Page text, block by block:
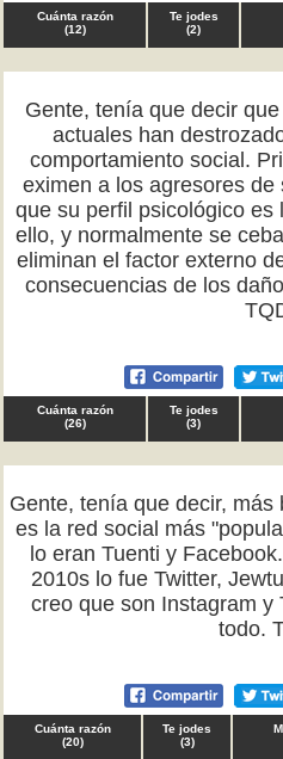
Cuánta razón
(12)
Te jodes
(2)
Gente, tenía que decir
actuales han
comportamiento social.
eximen a los agresores
que su perfil psicológico
ello, y normalmente se
eliminan el factor externo
consecuencias de los
Cuánta razón
(26)
Te jodes
(3)
Gente, tenía que decir,
es la red social más
lo eran Tuenti y
2010s lo fue Twitter,
creo que son Instagram y
todo.
Cuánta razón
(20)
Te jodes
(3)